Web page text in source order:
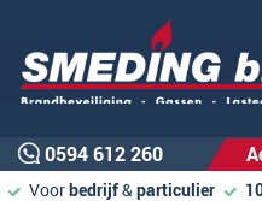
0594 612 260
Voorbedrijf&particulier